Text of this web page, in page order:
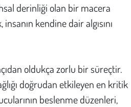
derinliği olan bir macera
kendine dair algısını
oldukça zorlu bir süreçtir.
doğrudan etkileyen en kritik
beslenme düzenleri,